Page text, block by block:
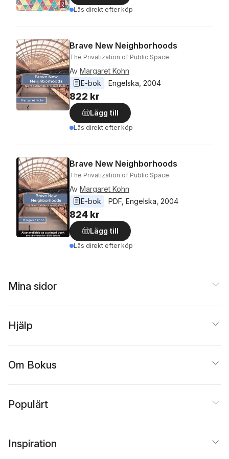
Läs direkt efter köp
Brave New Neighborhoods
The Privatization of Public Space
Av Margaret Kohn
E-bok
Engelska 2004
822 kr
Lägg till
Läs direkt efter köp
Brave New Neighborhoods
The Privatization of Public Space
Av Margaret Kohn
E-bok
PDF Engelska 2004
824 kr
Lägg till
Läs direkt efter köp
Mina sidor
Hjälp
Om Bokus
Populärt
Inspiration